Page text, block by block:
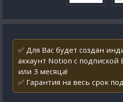
✅ Для Вас будет создан
аккаунт Notion с подпиской
или 3 месяца!
✅ Гарантия на весь срок